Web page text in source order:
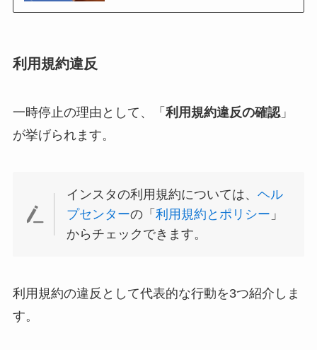
利用規約違反
一時停止の理由として、「 利用規約違反の確認」
が挙げられます。
インスタの利用規約については、ヘル
プセンターの「利用規約とポリシー 」
からチェックできます。
利用規約の違反として代表的な行動を3つ紹介しま
す。